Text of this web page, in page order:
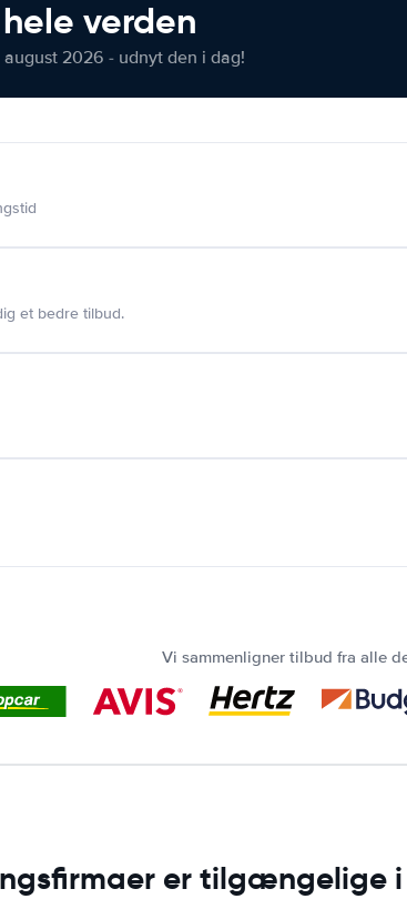
verden
2026 - udnyt den i dag!
et bedre tilbud.
Vi sammenligner tilbud fra alle
er tilgængelige